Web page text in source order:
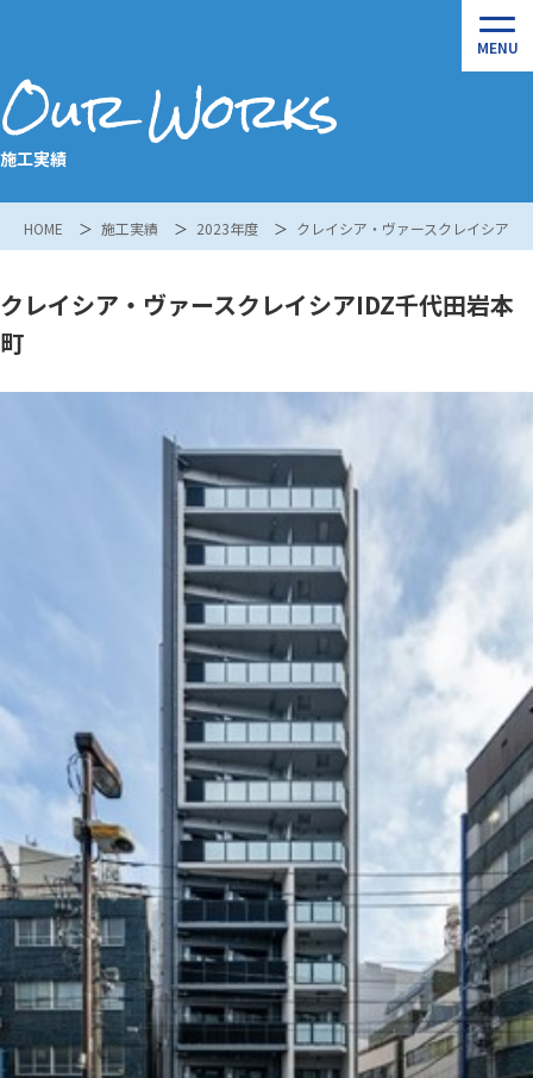
Our Works
施工実績
HOME 施工実績 2023年度 クレイシア・ヴァースクレイシア
クレイシア・ヴァースクレイシアIDZ千代田岩本
町